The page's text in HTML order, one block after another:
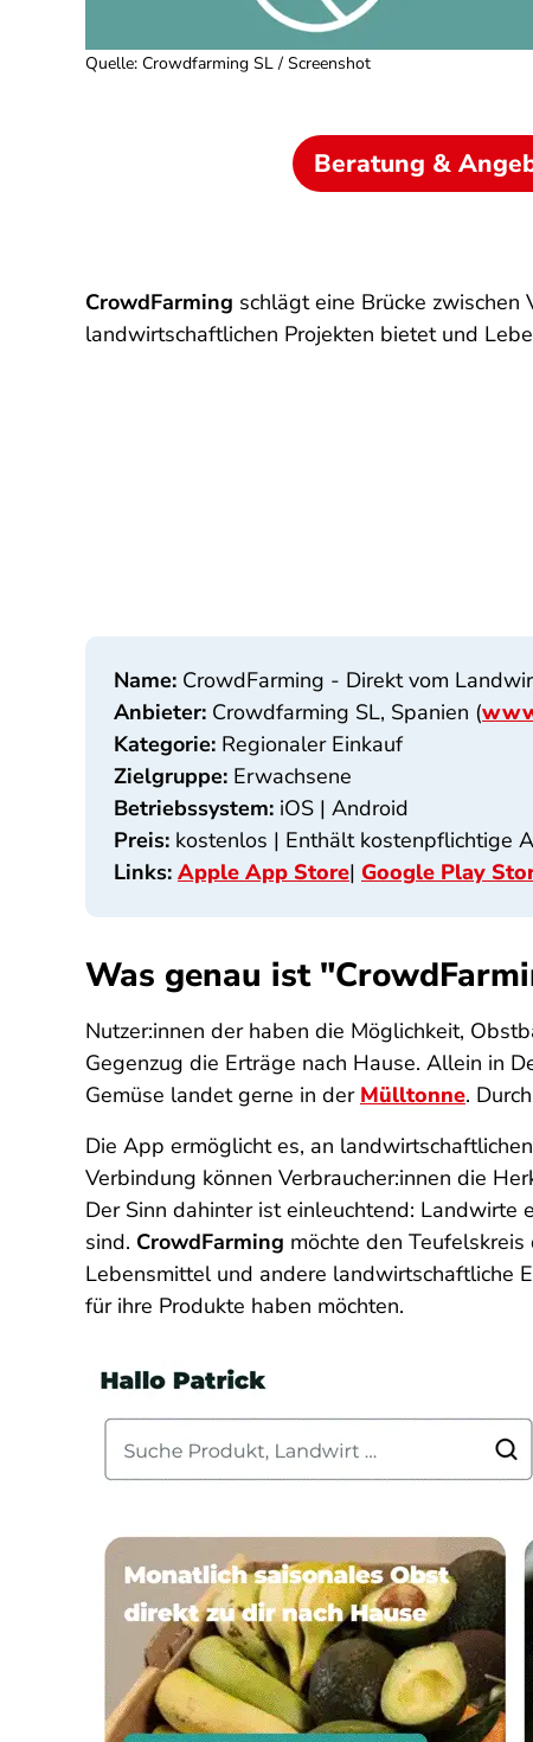
Quelle: Crowdfarming SL / Screenshot
Beratung &
CrowdFarming schlägt eine Brücke
landwirtschaftlichen Projekten bietet und
Name: CrowdFarming - Direkt vom
Anbieter: Crowdfarming SL, Spanien (
Kategorie: Regionaler Einkauf
Zielgruppe: Erwachsene
Betriebssystem: iOS | Android
Preis: kostenlos | Enthält kostenpflichtige
Links: Apple App Store| Google Play
Was genau ist
Nutzer:innen der haben die Möglichkeit,
Gegenzug die Erträge nach Hause. Allein in
Gemüse landet gerne in der Mülltonne.
Die App ermöglicht es, an
Verbindung können Verbraucher:innen die
Der Sinn dahinter ist einleuchtend: Landwirte
sind. CrowdFarming möchte den
Lebensmittel und andere landwirtschaftliche
für ihre Produkte haben möchten.